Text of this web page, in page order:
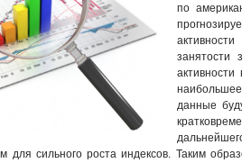
по
занятости
данные
для сильного роста индексов. Таким